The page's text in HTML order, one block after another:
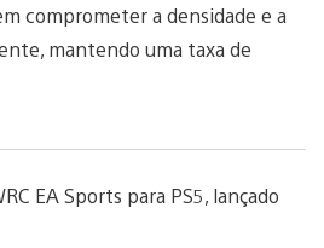
comprometer a densidade e a
mantendo uma taxa de
EA Sports para PS5, lançado